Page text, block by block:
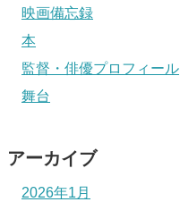
映画備忘録
本
監督・俳優プロフィール
舞台
アーカイブ
2026年1月